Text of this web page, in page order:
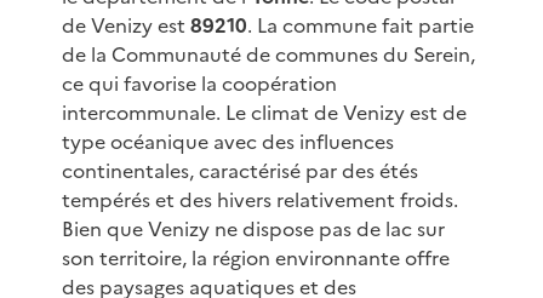
de Venizy est 89210. La commune fait partie
de la Communauté de communes du Serein,
ce qui favorise la coopération
intercommunale. Le climat de Venizy est de
type océanique avec des influences
continentales, caractérisé par des étés
tempérés et des hivers relativement froids.
Bien que Venizy ne dispose pas de lac sur
son territoire, la région environnante offre
des paysages aquatiques et des